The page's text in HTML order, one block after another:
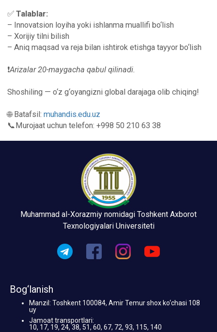
✅ Talablar:
– Innovatsion loyiha yoki ishlanma muallifi bo‘lish
– Xorijiy tilni bilish
– Aniq maqsad va reja bilan ishtirok etishga tayyor bo‘lish
❗️Arizalar 20-maygacha qabul qilinadi.
Shoshiling — o‘z g‘oyangizni global darajaga olib chiqing!
🌐 Batafsil: muhandis.edu.uz
📞Murojaat uchun telefon: +998 50 210 63 38
Muhammad al-Xorazmiy nomidagi Toshkent Axborot
Texnologiyalari Universiteti
Bog‘lanish
Manzil: Toshkent 100084, Amir Temur shox ko‘chasi 108
uy
Jamoat transportlari:
10, 17, 19, 24, 38, 51, 60, 67, 72, 93, 115, 140